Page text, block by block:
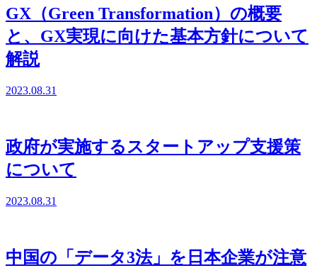
GX（Green Transformation）の概要
と、GX実現に向けた基本方針について
解説
2023.08.31
政府が実施するスタートアップ支援策
について
2023.08.31
中国の「データ3法」を日本企業が注意